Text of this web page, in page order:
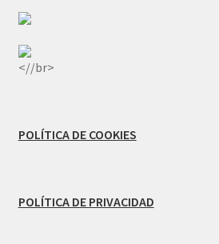
<//br>
POLÍTICA DE COOKIES
POLÍTICA DE PRIVACIDAD